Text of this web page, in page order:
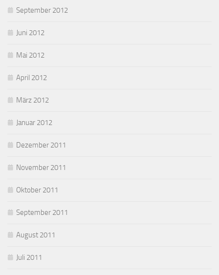
September 2012
Juni 2012
Mai 2012
April 2012
März 2012
Januar 2012
Dezember 2011
November 2011
Oktober 2011
September 2011
August 2011
Juli 2011